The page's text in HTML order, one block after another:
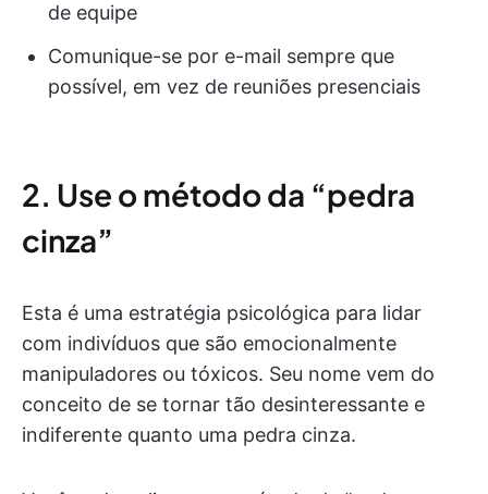
de equipe
Comunique-se por e-mail sempre que
possível, em vez de reuniões presenciais
2. Use o método da “pedra
cinza”
Esta é uma estratégia psicológica para lidar
com indivíduos que são emocionalmente
manipuladores ou tóxicos. Seu nome vem do
conceito de se tornar tão desinteressante e
indiferente quanto uma pedra cinza.